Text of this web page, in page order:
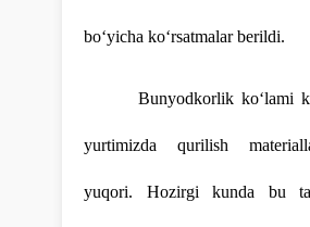
bo‘yicha ko‘rsatmalar berildi.
Bunyodkorlik ko‘lami
yurtimizda qurilish
yuqori. Hozirgi kunda bu